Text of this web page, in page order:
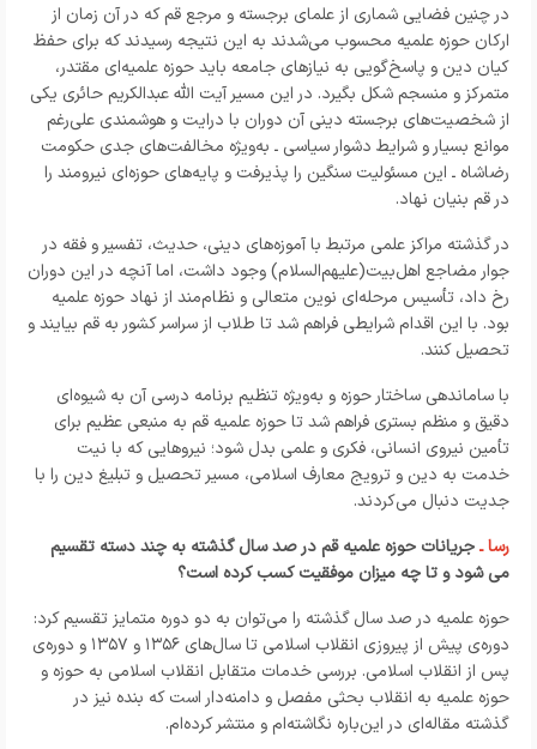
در چنین فضایی شماری از علمای برجسته و مرجع قم که در آن زمان از
ارکان حوزه علمیه محسوب می‌شدند به این نتیجه رسیدند که برای حفظ
کیان دین و پاسخ‌گویی به نیازهای جامعه باید حوزه علمیه‌ای مقتدر،
متمرکز و منسجم شکل بگیرد. در این مسیر آیت الله عبدالکریم حائری یکی
از شخصیت‌های برجسته دینی آن دوران با درایت و هوشمندی علی‌رغم
موانع بسیار و شرایط دشوار سیاسی ـ به‌ویژه مخالفت‌های جدی حکومت
رضاشاه ـ این مسئولیت سنگین را پذیرفت و پایه‌های حوزه‌ای نیرومند را
در قم بنیان نهاد.
در گذشته مراکز علمی مرتبط با آموزه‌های دینی، حدیث، تفسیر و فقه در
جوار مضاجع اهل‌بیت(علیهم‌السلام) وجود داشت، اما آنچه در این دوران
رخ داد، تأسیس مرحله‌ای نوین متعالی و نظام‌مند از نهاد حوزه علمیه
بود. با این اقدام شرایطی فراهم شد تا طلاب از سراسر کشور به قم بیایند و
تحصیل کنند.
با ساماندهی ساختار حوزه و به‌ویژه تنظیم برنامه درسی آن به شیوه‌ای
دقیق و منظم بستری فراهم شد تا حوزه علمیه قم به منبعی عظیم برای
تأمین نیروی انسانی، فکری و علمی بدل شود؛ نیروهایی که با نیت
خدمت به دین و ترویج معارف اسلامی، مسیر تحصیل و تبلیغ دین را با
جدیت دنبال می‌کردند.
رسا ـجریانات حوزه علمیه قم در صد سال گذشته به چند دسته تقسیم
می شود و تا چه میزان موفقیت کسب کرده است؟
حوزه علمیه در صد سال گذشته را می‌توان به دو دوره‌ متمایز تقسیم کرد:
دوره‌ی پیش از پیروزی انقلاب اسلامی تا سال‌های ۱۳۵۶ و ۱۳۵۷ و دوره‌ی
پس از انقلاب اسلامی. بررسی خدمات متقابل انقلاب اسلامی به حوزه و
حوزه علمیه به انقلاب بحثی مفصل و دامنه‌دار است که بنده نیز در
گذشته مقاله‌ای در این‌باره نگاشته‌ام و منتشر کرده‌ام.